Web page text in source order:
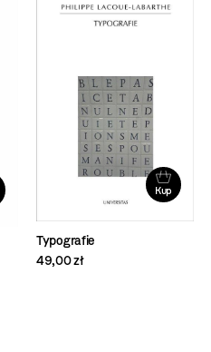
Kup
Typografie
49,00 zł